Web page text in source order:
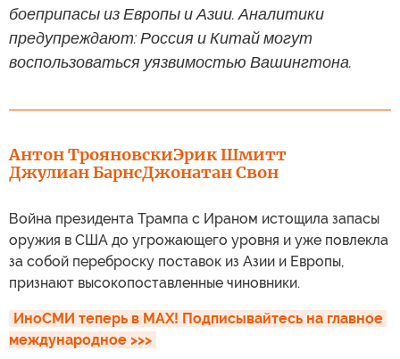
боеприпасы из Европы и Азии. Аналитики
предупреждают: Россия и Китай могут
воспользоваться уязвимостью Вашингтона.
Антон ТрояновскиЭрик Шмитт
Джулиан БарнсДжонатан Свон
Война президента Трампа с Ираном истощила запасы
оружия в США до угрожающего уровня и уже повлекла
за собой переброску поставок из Азии и Европы,
признают высокопоставленные чиновники.
ИноСМИ теперь в MAX! Подписывайтесь на главное
международное >>>